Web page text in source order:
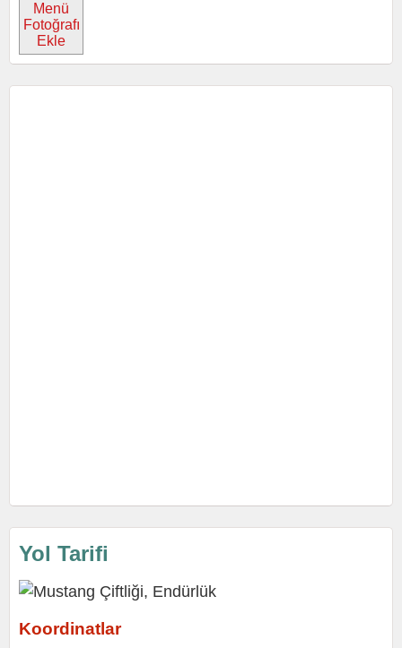
Menü
Fotoğrafı
Ekle
Yol Tarifi
Koordinatlar